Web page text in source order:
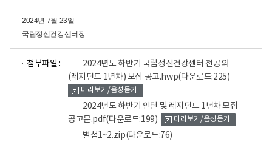
2024년 7월 23일
국립정신건강센터장
첨부파일 :
2024년도 하반기 국립정신건강센터 전공의
(레지던트 1년차) 모집 공고.hwp(다운로드:225)
미리보기/음성듣기
2024년도 하반기 인턴 및 레지던트 1년차 모집
공고문.pdf(다운로드:199) 미리보기/음성듣기
별첨1~2.zip(다운로드:76)